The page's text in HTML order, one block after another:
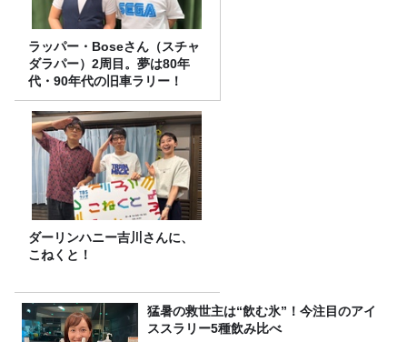
ラッパー・Boseさん（スチャ
ダラパー）2周目。夢は80年
代・90年代の旧車ラリー！
ダーリンハニー吉川さんに、
こねくと！
猛暑の救世主は“飲む氷”！今注目のアイ
ススラリー5種飲み比べ